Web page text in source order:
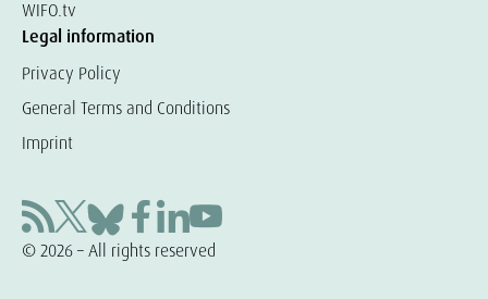
WIFO.tv
Legal information
Privacy Policy
General Terms and Conditions
Imprint
© 2026 – All rights reserved